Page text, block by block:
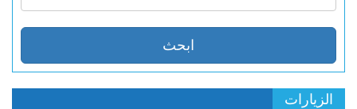
الزيارات